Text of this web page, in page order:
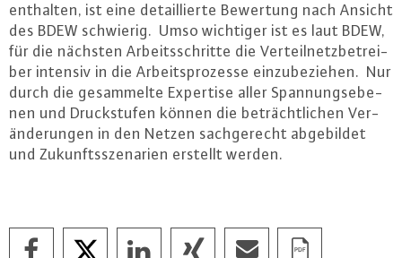
enthalten, ist eine de­tail­lier­te Bewertung nach Ansicht
des BDEW schwierig. Umso wichtiger ist es laut BDEW,
für die nächsten Ar­beits­schrit­te die Ver­teil­netz­be­trei­
ber intensiv in die Ar­beits­pro­zes­se ein­zu­be­zie­hen. Nur
durch die ge­sam­mel­te Expertise aller Span­nungs­ebe­
nen und Druck­stu­fen können die be­trächt­li­chen Ver­
än­de­run­gen in den Netzen sach­ge­recht ab­ge­bil­det
und Zu­kunfts­sze­na­ri­en erstellt werden.